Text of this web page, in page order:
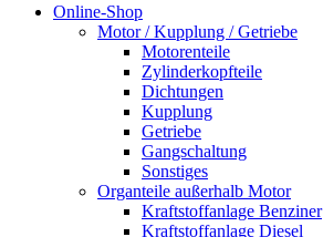
Online-Shop
Motor / Kupplung / Getriebe
Motorenteile
Zylinderkopfteile
Dichtungen
Kupplung
Getriebe
Gangschaltung
Sonstiges
Organteile außerhalb Motor
Kraftstoffanlage Benziner
Kraftstoffanlage Diesel